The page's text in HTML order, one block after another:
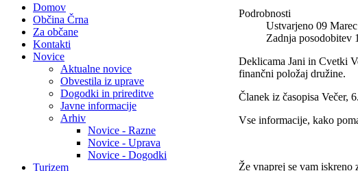
Podrobnosti
Ustvarjeno 09
Zadnja posodobitev
Deklicama Jani in Cvetki
finančni položaj družine.
Članek iz časopisa Večer,
Vse informacije, kako
Že vnaprej se vam iskreno
Domov
Občina Črna
Za občane
Kontakti
Novice
Aktualne novice
Obvestila iz uprave
Dogodki in prireditve
Javne informacije
Arhiv
Novice - Razne
Novice - Uprava
Novice - Dogodki
Turizem